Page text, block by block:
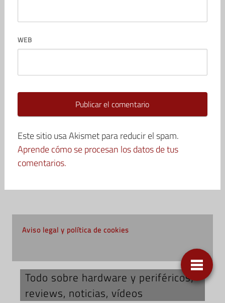
WEB
Este sitio usa Akismet para reducir el spam.
Aprende cómo se procesan los datos de tus
comentarios.
Aviso legal y política de cookies
Todo sobre hardware y periféricos;
reviews, noticias, vídeos